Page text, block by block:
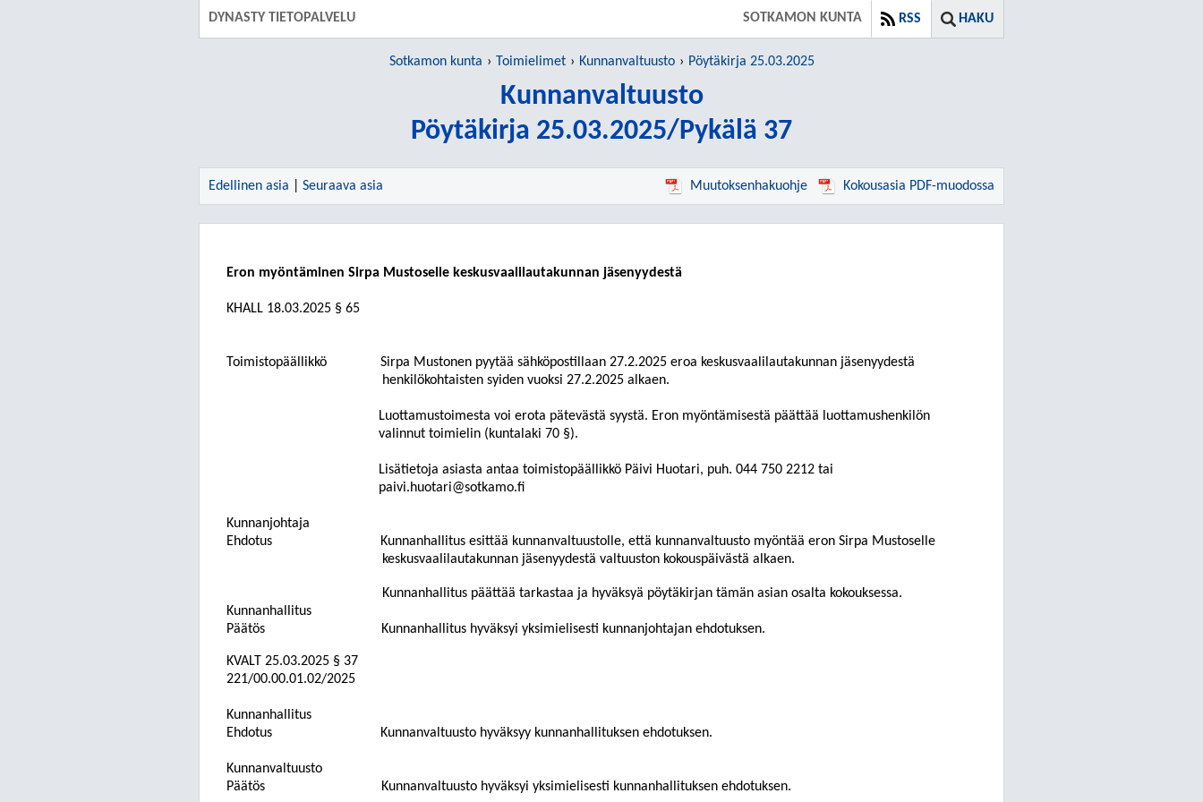
DYNASTY TIETOPALVELU HAKU
RSS
SOTKAMON KUNTA
Sotkamon kunta Toimielimet Kunnanvaltuusto Pöytäkirja 25.03.2025
Kunnanvaltuusto
Pöytäkirja 25.03.2025/Pykälä 37
Edellinen asia Seuraava asia Muutoksenhakuohje Kokousasia PDF-muodossa
Eron myöntäminen Sirpa Mustoselle keskusvaalilautakunnan jäsenyydestä
KHALL 18.03.2025 § 65
Toimistopäällikkö
Sirpa Mustonen pyytää sähköpostillaan 27.2.2025 eroa keskusvaalilautakunnan jäsenyydestä
henkilökohtaisten syiden vuoksi 27.2.2025 alkaen.
Luottamustoimesta voi erota pätevästä syystä. Eron myöntämisestä päättää luottamushenkilön
valinnut toimielin (kuntalaki 70 §).
Lisätietoja asiasta antaa toimistopäällikkö Päivi Huotari, puh. 044 750 2212 tai
paivi.huotari@sotkamo.fi
Kunnanjohtaja
Ehdotus
Kunnanhallitus esittää kunnanvaltuustolle, että kunnanvaltuusto myöntää eron Sirpa Mustoselle
keskusvaalilautakunnan jäsenyydestä valtuuston kokouspäivästä alkaen.
Kunnanhallitus päättää tarkastaa ja hyväksyä pöytäkirjan tämän asian osalta kokouksessa.
Kunnanhallitus
Päätös
Kunnanhallitus hyväksyi yksimielisesti kunnanjohtajan ehdotuksen.
KVALT 25.03.2025 § 37
221/00.00.01.02/2025
Kunnanhallitus
Ehdotus
Kunnanvaltuusto hyväksyy kunnanhallituksen ehdotuksen.
Kunnanvaltuusto
Päätös
Kunnanvaltuusto hyväksyi yksimielisesti kunnanhallituksen ehdotuksen.